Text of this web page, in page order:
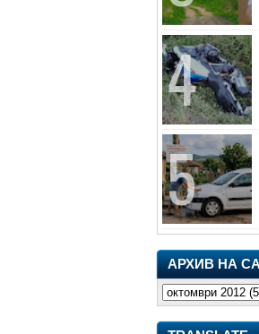
достигне жк...
напояване...
АРХИВ НА